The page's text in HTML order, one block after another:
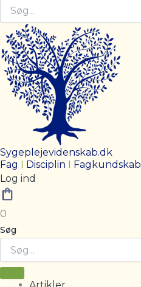
Sygeplejevidenskab.dk
Fag I Disciplin I Fagkundskab
Log ind
0
Søg